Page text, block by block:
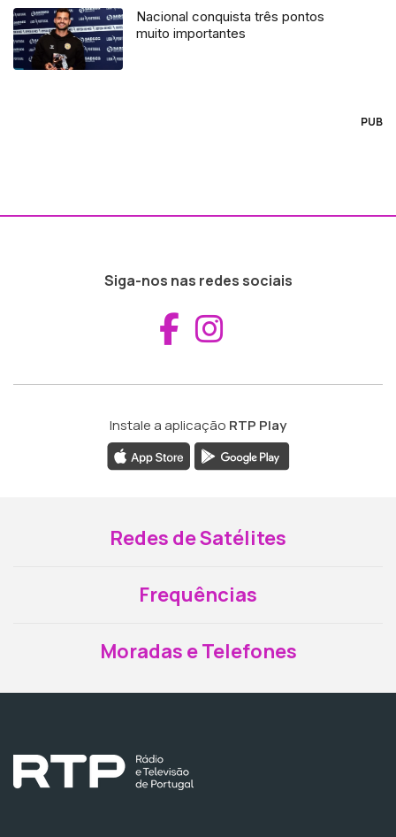
Nacional conquista três pontos
muito importantes
PUB
Siga-nos nas redes sociais
Aceder ao
Instale a aplicação RTP Play
Redes de Satélites
Frequências
Moradas e Telefones